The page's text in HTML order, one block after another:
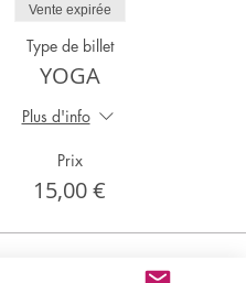
Vente expirée
Type de billet
YOGA
Plus d'info
Prix
15,00 €